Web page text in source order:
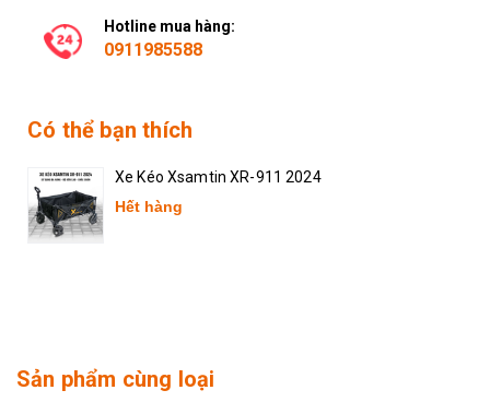
Hotline mua hàng:
0911985588
Có thể bạn thích
Xe Kéo Xsamtin XR-911 2024
Hết hàng
Sản phẩm cùng loại